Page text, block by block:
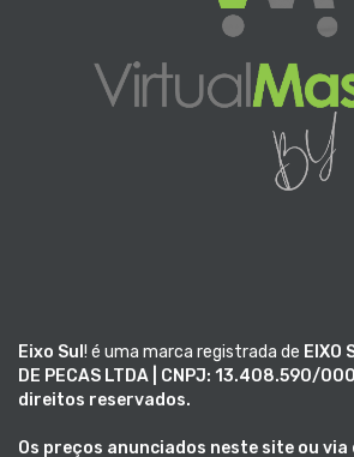
Eixo Sul ! é uma marca registrada de EIXO
DE PECAS LTDA | CNPJ: 13.408.590/
direitos reservados.
Os preços anunciados neste site ou via